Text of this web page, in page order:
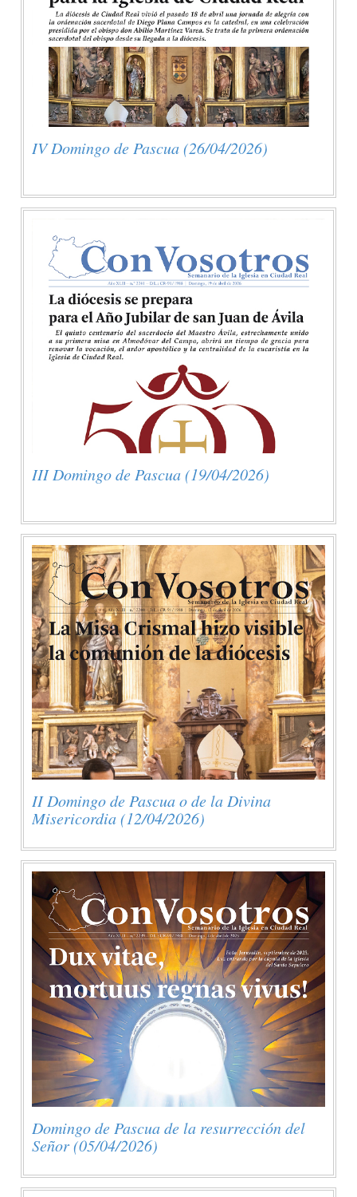
IV Domingo de Pascua (26/04/2026)
III Domingo de Pascua (19/04/2026)
II Domingo de Pascua o de la Divina
Misericordia (12/04/2026)
Domingo de Pascua de la resurrección del
Señor (05/04/2026)